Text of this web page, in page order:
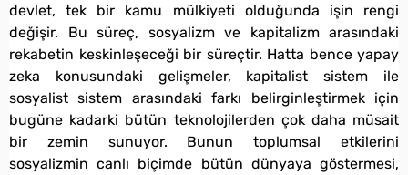
devlet, tek bir kamu mülkiyeti olduğunda işin rengi
değişir. Bu süreç, sosyalizm ve kapitalizm arasındaki
rekabetin keskinleşeceği bir süreçtir. Hatta bence yapay
zeka konusundaki gelişmeler, kapitalist sistem ile
sosyalist sistem arasındaki farkı belirginleştirmek için
bugüne kadarki bütün teknolojilerden çok daha müsait
bir zemin sunuyor. Bunun toplumsal etkilerini
sosyalizmin canlı biçimde bütün dünyaya göstermesi,